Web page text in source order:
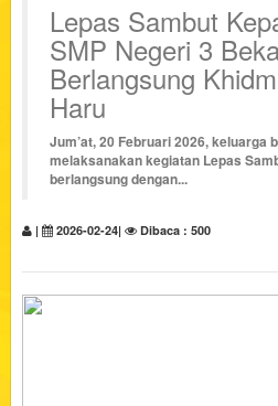
Lepas Sambut
SMP Negeri 3
Berlangsung
Haru
Jum’at, 20 Februari 2026, keluarga
melaksanakan kegiatan Lepas
berlangsung dengan...
| 2026-02-24| Dibaca : 500